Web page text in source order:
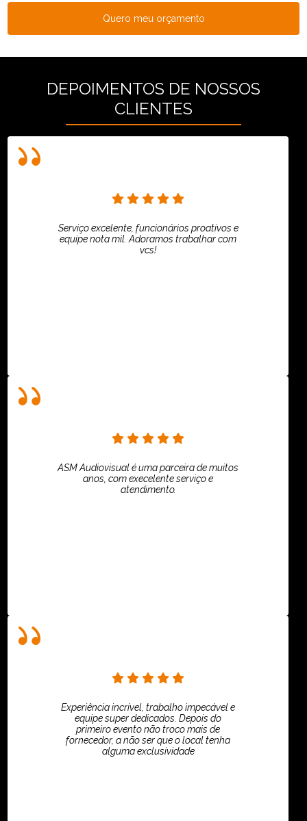
Quero meu orçamento
DEPOIMENTOS DE NOSSOS
CLIENTES
Serviço excelente, funcionários proativos e
equipe nota mil. Adoramos trabalhar com
vcs!
ASM Audiovisual é uma parceira de muitos
anos, com execelente serviço e
atendimento.
Experiência incrível, trabalho impecável e
equipe super dedicados. Depois do
primeiro evento não troco mais de
fornecedor, a não ser que o local tenha
alguma exclusividade